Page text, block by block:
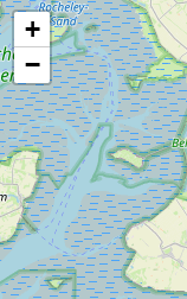
+
−